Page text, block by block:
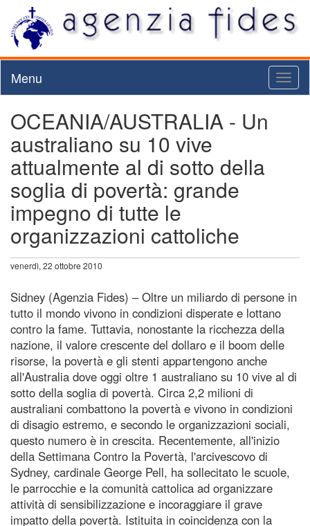
Menu
OCEANIA/AUSTRALIA - Un
australiano su 10 vive
attualmente al di sotto della
soglia di povertà: grande
impegno di tutte le
organizzazioni cattoliche
venerdì, 22 ottobre 2010
Sidney (Agenzia Fides) – Oltre un miliardo di persone in
tutto il mondo vivono in condizioni disperate e lottano
contro la fame. Tuttavia, nonostante la ricchezza della
nazione, il valore crescente del dollaro e il boom delle
risorse, la povertà e gli stenti appartengono anche
all'Australia dove oggi oltre 1 australiano su 10 vive al di
sotto della soglia di povertà. Circa 2,2 milioni di
australiani combattono la povertà e vivono in condizioni
di disagio estremo, e secondo le organizzazioni sociali,
questo numero è in crescita. Recentemente, all'inizio
della Settimana Contro la Povertà, l'arcivescovo di
Sydney, cardinale George Pell, ha sollecitato le scuole,
le parrocchie e la comunità cattolica ad organizzare
attività di sensibilizzazione e incoraggiare il grave
impatto della povertà. Istituita in coincidenza con la